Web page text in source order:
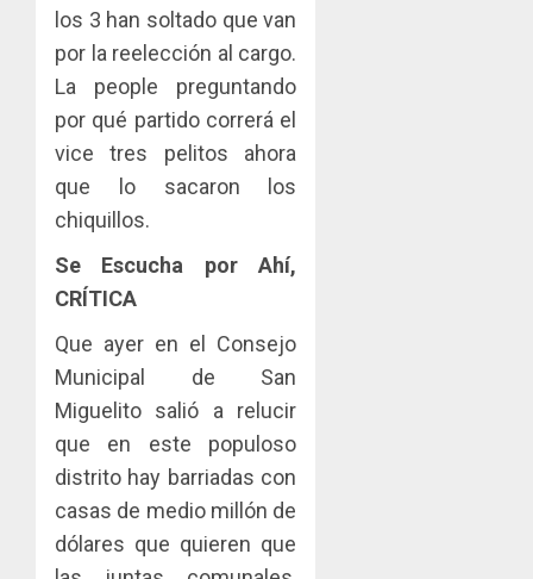
los 3 han soltado que van
por la reelección al cargo.
La people preguntando
por qué partido correrá el
vice tres pelitos ahora
que lo sacaron los
chiquillos.
Se Escucha por Ahí,
CRÍTICA
Que ayer en el Consejo
Municipal de San
Miguelito salió a relucir
que en este populoso
distrito hay barriadas con
casas de medio millón de
dólares que quieren que